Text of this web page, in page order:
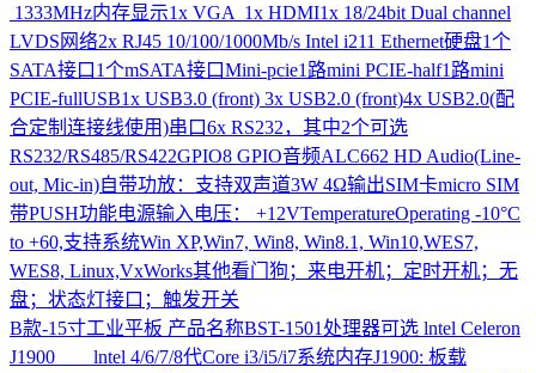
1333MHz内存显示1x VGA 1x HDMI1x 18/24bit Dual channel
LVDS网络2x RJ45 10/100/1000Mb/s Intel i211 Ethernet硬盘1个
SATA接口1个mSATA接口Mini-pcie1路mini PCIE-half1路mini
PCIE-fullUSB1x USB3.0 (front) 3x USB2.0 (front)4x USB2.0(配
合定制连接线使用)串口6x RS232，其中2个可选
RS232/RS485/RS422GPIO8 GPIO音频ALC662 HD Audio(Line-
out, Mic-in)自带功放：支持双声道3W 4Ω输出SIM卡micro SIM
带PUSH功能电源输入电压： +12VTemperatureOperating -10°C
to +60,支持系统Win XP,Win7, Win8, Win8.1, Win10,WES7,
WES8, Linux,VxWorks其他看门狗；来电开机；定时开机；无
盘；状态灯接口；触发开关
B款-15寸工业平板 产品名称BST-1501处理器可选 lntel Celeron
J1900 lntel 4/6/7/8代Core i3/i5/i7系统内存J1900: 板载